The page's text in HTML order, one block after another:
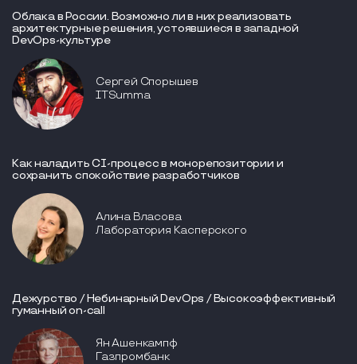
Облака в России. Возможно ли в них реализовать
архитектурные решения, устоявшиеся в западной
DevOps-культуре
Сергей Спорышев
ITSumma
Как наладить CI-процесс в монорепозитории и
сохранить спокойствие разработчиков
Алина Власова
Лаборатория Касперского
Дежурство / Небинарный DevOps / Высокоэффективный
гуманный on-call
Ян Ашенкампф
Газпромбанк